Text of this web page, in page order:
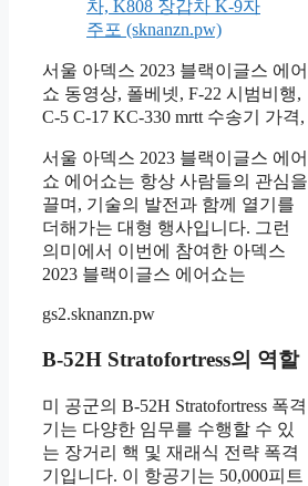
차, K808 장갑차 K-9자
주포 (sknanzn.pw)
서울 아덱스 2023 블랙이글스 에어
쇼 동영상, 폴베넷, F-22 시범비행,
C-5 C-17 KC-330 mrtt 수송기 가격,
서울 아덱스 2023 블랙이글스 에어
쇼 에어쇼는 항상 사람들의 관심을
끌며, 기술의 발전과 함께 열기를
더해가는 대형 행사입니다. 그런
의미에서 이번에 참여한 아덱스
2023 블랙이글스 에어쇼는
gs2.sknanzn.pw
B-52H Stratofortress의 역할
미 공군의 B-52H Stratofortress 폭격
기는 다양한 임무를 수행할 수 있
는 장거리 핵 및 재래식 전략 폭격
기입니다. 이 항공기는 50,000피트